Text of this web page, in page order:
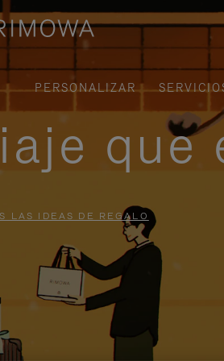
PERSONALIZAR
LAS IDEAS DE REGALO